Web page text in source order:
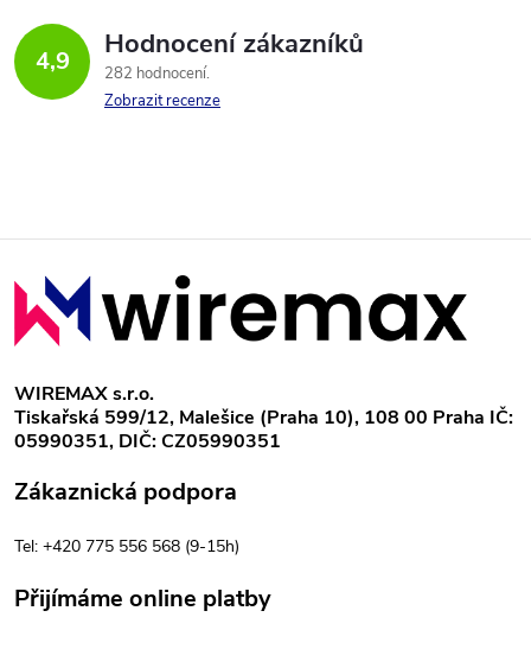
4,9 Hodnocení zákazníků
282 hodnocení
Zobrazit recenze
Z
á
p
a
WIREMAX s.r.o.
Tiskařská 599/12, Malešice (Praha 10), 108 00 Praha IČ:
05990351, DIČ: CZ05990351
Zákaznická podpora
Tel: +420 775 556 568 (9-15h)
Přijímáme online platby